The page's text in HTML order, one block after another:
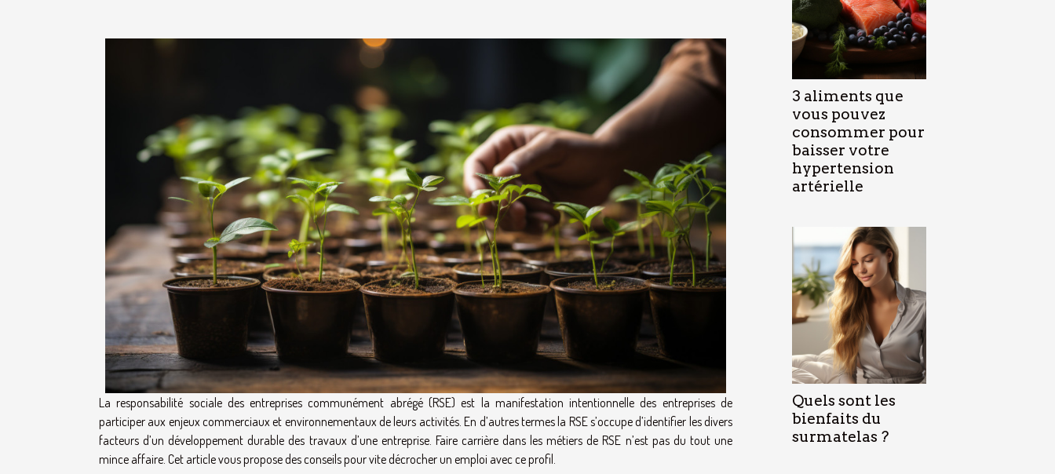
La responsabilité sociale des entreprises communément abrégé (RSE) est la manifestation intentionnelle des entreprises de
participer aux enjeux commerciaux et environnementaux de leurs activités. En d’autres termes la RSE s’occupe d’identifier les divers
facteurs d’un développement durable des travaux d’une entreprise. Faire carrière dans les métiers de RSE n’est pas du tout une
mince affaire. Cet article vous propose des conseils pour vite décrocher un emploi avec ce profil.
3 aliments que
vous pouvez
consommer pour
baisser votre
hypertension
artérielle
Quels sont les
bienfaits du
surmatelas ?